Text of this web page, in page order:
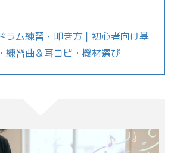
ラム練習・叩き方｜初心者向け基
練習曲＆耳コピ・機材選び